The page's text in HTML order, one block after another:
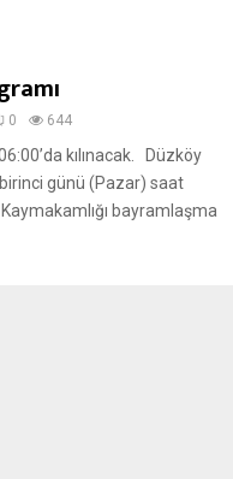
0 644
kılınacak. Düzköy
günü (Pazar) saat
bayramlaşma